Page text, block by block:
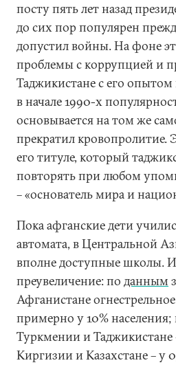
посту пять лет назад
до сих пор популярен
допустил войны. На фоне
проблемы с коррупцией и
Таджикистане с его
в начале 1990-х
основывается на том же
прекратил кровопролитие.
его титуле, который
повторять при любом
– «основатель мира и
Пока афганские дети
автомата, в Центральной
вполне доступные школы.
преувеличение: по данным
Афганистане
примерно у 10% населения;
Туркмении и Таджикистане
Киргизии и Казахстане – у